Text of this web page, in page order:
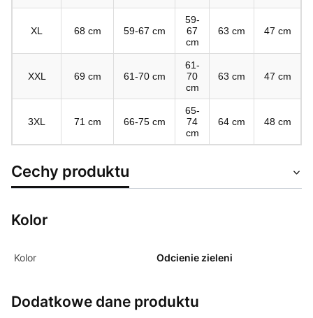
XL 68 cm 59-67 cm
59-
67
cm
63 cm 47 cm
XXL 69 cm 61-70 cm
61-
70
cm
63 cm 47 cm
3XL 71 cm 66-75 cm
65-
74
cm
64 cm 48 cm
Cechy produktu
Kolor
Kolor Odcienie zieleni
Dodatkowe dane produktu